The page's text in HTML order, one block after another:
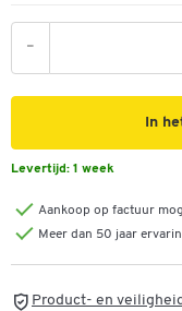
-
In
Levertijd: 1 week
Aankoop op factuur
Meer dan 50 jaar
Product- en